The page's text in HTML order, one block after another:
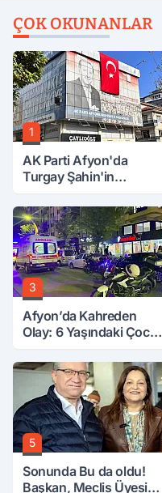
ÇOK OKUNANLAR
1
AK Parti Afyon'da
Turgay Şahin'in
3
Afyon’da Kahreden
Olay: 6 Yaşındaki Çocuk
5
Sonunda Bu da oldu!
Başkan, Meclis Üyesini